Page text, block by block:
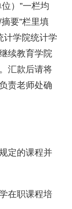
）”一栏均
要”栏里填
计学院统计学
续教育学院
汇款后请将
责老师处确
定的课程并
在职课程培